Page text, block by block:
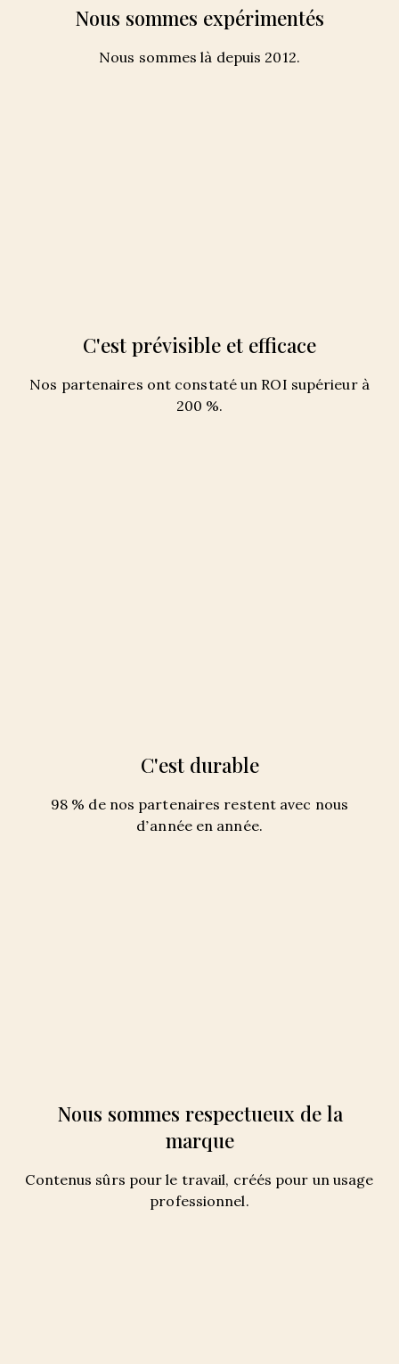
Nous sommes expérimentés
Nous sommes là depuis 2012.
C'est prévisible et efficace
Nos partenaires ont constaté un ROI supérieur à
200 %.
C'est durable
98 % de nos partenaires restent avec nous
d’année en année.
Nous sommes respectueux de la
marque
Contenus sûrs pour le travail, créés pour un usage
professionnel.